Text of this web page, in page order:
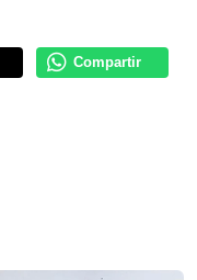
Compartir